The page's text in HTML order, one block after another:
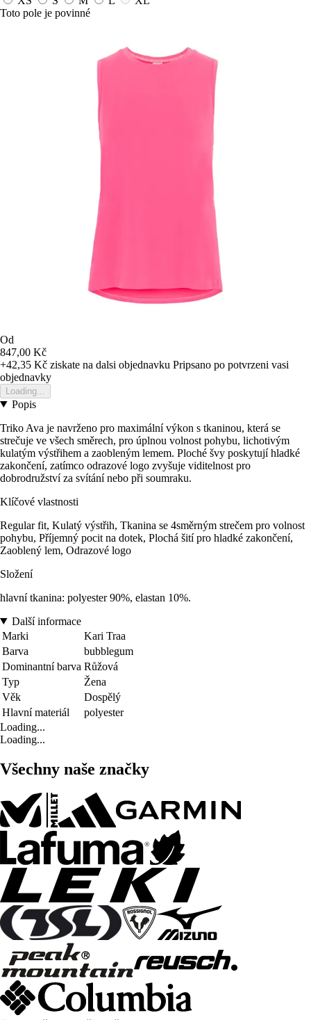
Toto pole je povinné
Od
847,00 Kč
+42,35 Kč ziskate na dalsi objednavku Pripsano po potvrzeni vasi
objednavky
Loading...
Popis
Triko Ava je navrženo pro maximální výkon s tkaninou, která se
strečuje ve všech směrech, pro úplnou volnost pohybu, lichotivým
kulatým výstřihem a zaobleným lemem. Ploché švy poskytují hladké
zakončení, zatímco odrazové logo zvyšuje viditelnost pro
dobrodružství za svítání nebo při soumraku.
Klíčové vlastnosti
Regular fit, Kulatý výstřih, Tkanina se 4směrným strečem pro volnost
pohybu, Příjemný pocit na dotek, Plochá šití pro hladké zakončení,
Zaoblený lem, Odrazové logo
Složení
hlavní tkanina: polyester 90%, elastan 10%.
Další informace
Marki
Kari Traa
Barva
bubblegum
Dominantní barva Růžová
Typ
Žena
Věk
Dospělý
Hlavní materiál
polyester
Loading...
Loading...
Všechny naše značky